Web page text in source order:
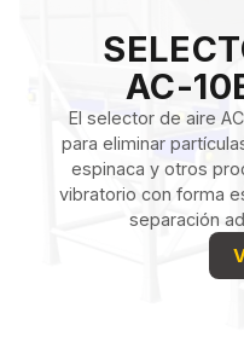
AC-
El selector de aire
para eliminar
espinaca y otros
vibratorio con forma
separación